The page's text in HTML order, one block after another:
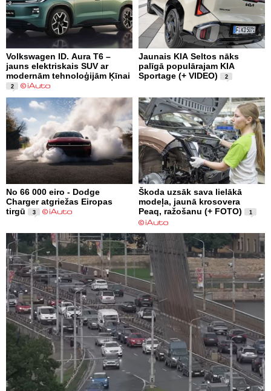
Volkswagen ID. Aura T6 –
jauns elektriskais SUV ar
modernām tehnoloģijām Ķīnai
2
Jaunais KIA Seltos nāks
palīgā populārajam KIA
Sportage (+ VIDEO)
2
No 66 000 eiro - Dodge
Charger atgriežas Eiropas
tirgū
3
Škoda uzsāk sava lielākā
modeļa, jaunā krosovera
Peaq, ražošanu (+ FOTO)
1